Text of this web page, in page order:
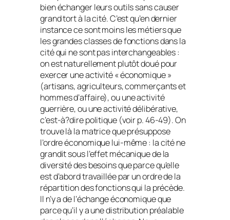
bien échanger leurs outils sans causer
grand tort à la cité. C’est qu’en dernier
instance ce sont moins les métiers que
les grandes classes de fonctions dans la
cité qui ne sont pas interchangeables :
on est naturellement plutôt doué pour
exercer une activité « économique »
(artisans, agriculteurs, commerçants et
hommes d’affaire), ou une activité
guerrière, ou une activité délibérative,
c’est-à?dire politique (voir p. 46-49). On
trouve là la matrice que présuppose
l’ordre économique lui-même : la cité ne
grandit sous l’effet mécanique de la
diversité des besoins que parce qu’elle
est d’abord travaillée par un ordre de la
répartition des fonctions qui la précède.
Il n’y a de l’échange économique que
parce qu’il y a une distribution préalable